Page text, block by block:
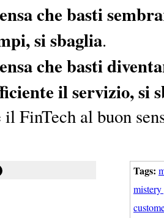
che basti
si sbaglia.
che basti
il servizio, si
FinTech al buon
Tags:
mistery